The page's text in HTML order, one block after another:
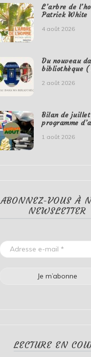
L’arbre de
Patrick White
4 août 2026
Du nouveau
bibliothèque (
2 août 2026
Bilan de
programme
1 août 2026
ABONNEZ-VOUS À
NEWSLETTER
LECTURE EN